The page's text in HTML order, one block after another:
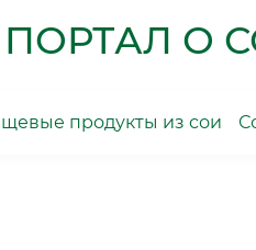
ПОРТАЛ О
продукты из сои